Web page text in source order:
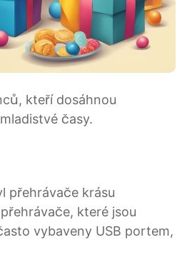
kteří dosáhnou
časy.
přehrávače krásu
které jsou
vybaveny USB portem,